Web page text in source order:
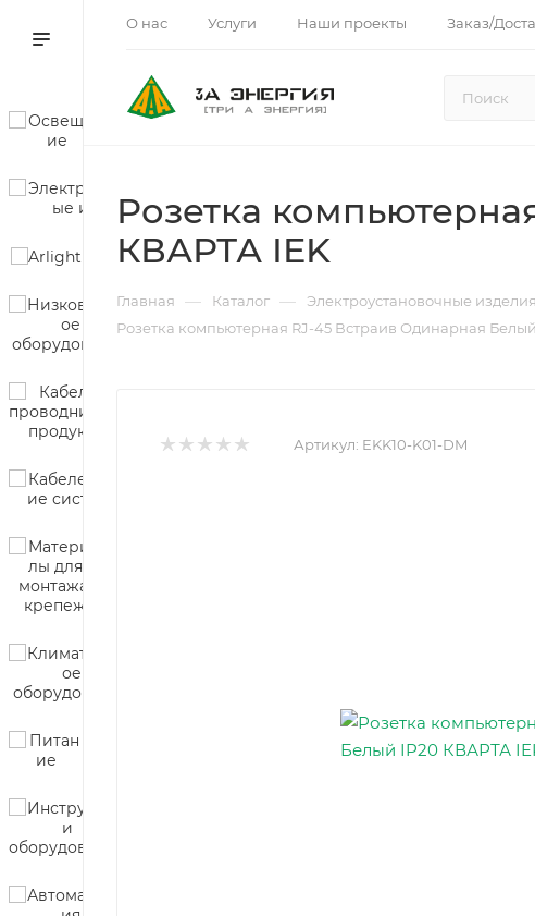
О нас Услуги Наши проекты Заказ/
Розетка
КВАРТА IEK
Главная — Каталог — Электроустановочные изделия
Розетка компьютерная RJ-45 Встраив Одинарная
Артикул: EKK10-K01-DM